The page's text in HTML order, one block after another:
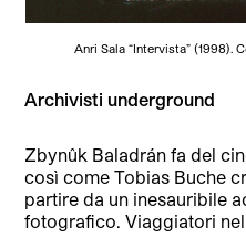
Anri Sala “Intervista” (1998).
Archivisti underground
Zbynûk Baladrán fa del
così come Tobias Buche
partire da un inesauribile
fotografico. Viaggiatori